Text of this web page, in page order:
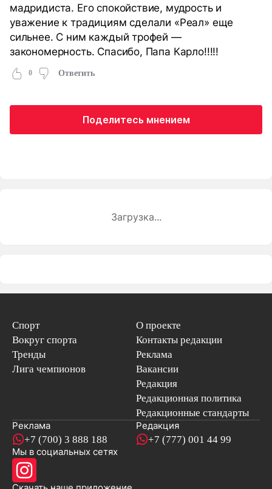
мадридиста. Его спокойствие, мудрость и
уважение к традициям сделали «Реал» еще
сильнее. С ним каждый трофей —
закономерность. Спасибо, Папа Карло!!!!!
0 Ответить
Поделитесь мнением
Загрузка...
Спорт
Вокруг спорта
Тренды
Лига чемпионов
О проекте
Контакты редакции
Реклама
Вакансии
Редакция
Редакционная политика
Редакционные стандарты
Реклама
+7 (700) 3 888 188
Редакция
+7 (777) 001 44 99
Мы в социальных сетях